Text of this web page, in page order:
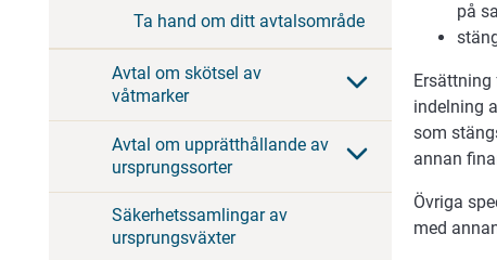
Ta hand om ditt avtalsområde
Avtal om skötsel av
våtmarker
Avtal om upprätthållande av
ursprungssorter
Säkerhetssamlingar av
ursprungsväxter
på
indelning
som
annan
Övriga
med